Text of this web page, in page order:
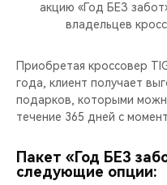
СЕДАНЫ
НОВИНКИ
ПОДДЕРЖКА
CHERY В СОЦСЕТЯХ
БЛАГОТВОРИТЕЛЬНОСТЬ
CHERY И СПОРТ
акцию «Год БЕЗ
владельцев
Приобретая кроссовер
года, клиент получает
подарков, которыми
течение 365 дней с
Пакет «Год БЕЗ
следующие опции: